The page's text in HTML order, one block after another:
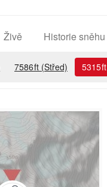
Živě Historie sněhu
7586ft (Střed) 5315ft